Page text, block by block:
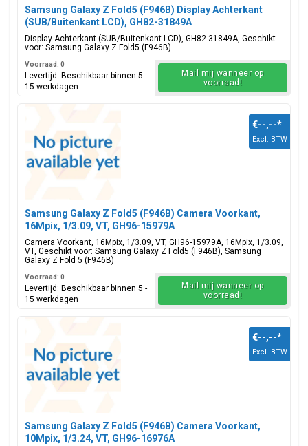
Samsung Galaxy Z Fold5 (F946B) Display Achterkant
(SUB/Buitenkant LCD), GH82-31849A
Display Achterkant (SUB/Buitenkant LCD), GH82-31849A, Geschikt
voor: Samsung Galaxy Z Fold5 (F946B)
Voorraad: 0
Levertijd: Beschikbaar binnen 5 -
15 werkdagen
Mail mij wanneer op
voorraad!
Samsung Galaxy Z Fold5 (F946B) Camera Voorkant,
16Mpix, 1/3.09, VT, GH96-15979A
Camera Voorkant, 16Mpix, 1/3.09, VT, GH96-15979A, 16Mpix, 1/3.09,
VT, Geschikt voor: Samsung Galaxy Z Fold5 (F946B), Samsung
Galaxy Z Fold 5 (F946B)
€--,--*
Excl. BTW
Voorraad: 0
Levertijd: Beschikbaar binnen 5 -
15 werkdagen
Mail mij wanneer op
voorraad!
Samsung Galaxy Z Fold5 (F946B) Camera Voorkant,
10Mpix, 1/3.24, VT, GH96-16976A
€--,--*
Excl. BTW